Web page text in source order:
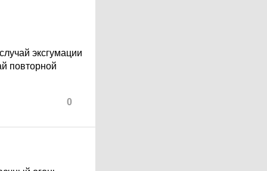
эксгумации
повторной
0